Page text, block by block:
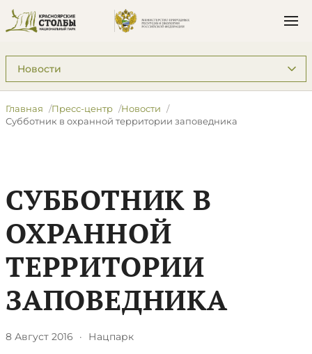
Подразделы: Пресс-центр
Главная Пресс-центр
Новости
Субботник в охранной территории заповедника
СУББОТНИК В
ОХРАННОЙ
ТЕРРИТОРИИ
ЗАПОВЕДНИКА
8 Август 2016 · Нацпарк